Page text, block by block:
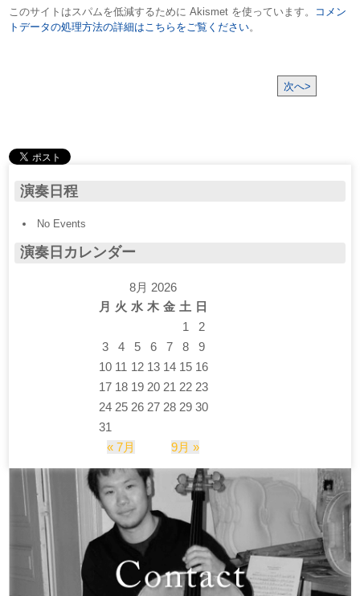
このサイトはスパムを低減するために Akismet を使っています。
コメン
トデータの処理方法の詳細はこちらをご覧ください。
次へ>
演奏日程
No Events
演奏日カレンダー
8月 2026
月 火 水 木 金 土 日
1
2
3
4 5 6 7 8
9
10 11 12 13 14 15 16
17 18 19 20 21 22 23
24 25 26 27 28 29 30
31
« 7月
9月 »